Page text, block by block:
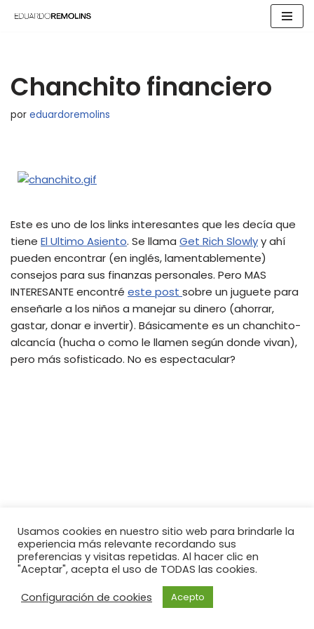
Chanchito financiero
por eduardoremolins
Este es uno de los links interesantes que les decía que
tiene El Ultimo Asiento. Se llama Get Rich Slowlyy ahí
pueden encontrar (en inglés, lamentablemente)
consejos para sus finanzas personales. Pero MAS
INTERESANTE encontré este post sobre un juguete para
enseñarle a los niños a manejar su dinero (ahorrar,
gastar, donar e invertir). Básicamente es un chanchito-
alcancía (hucha o como le llamen según donde vivan),
pero más sofisticado. No es espectacular?
Usamos cookies en nuestro sitio web para brindarle la
experiencia más relevante recordando sus
preferencias y visitas repetidas. Al hacer clic en
"Aceptar", acepta el uso de TODAS las cookies.
Configuración de cookies
Acepto